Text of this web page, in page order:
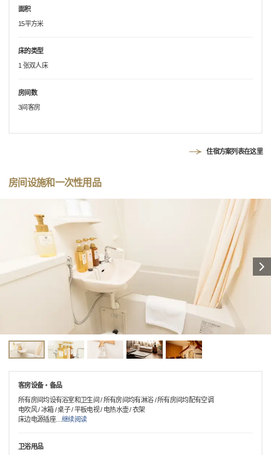
面积
15平方米
床的类型
1 张双人床
房间数
3间客房
住宿方案列表在这里
房间设施和一次性用品
客房设备・备品
所有房间均设有浴室和卫生间 / 所有房间均有淋浴 / 所有房间均配有空调
电吹风 / 冰箱 / 桌子 / 平板电视 / 电热水壶 / 衣架
床边电源插座…继续阅读
卫浴用品